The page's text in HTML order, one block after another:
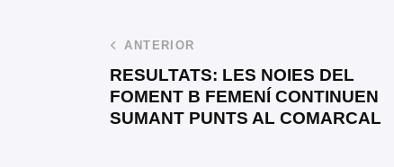
ANTERIOR
RESULTATS: LES NOIES DEL
FOMENT B FEMENÍ CONTINUEN
SUMANT PUNTS AL COMARCAL